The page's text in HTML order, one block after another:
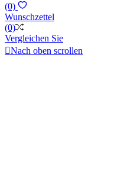
(0)
Wunschzettel
(0)
Vergleichen Sie
Nach oben scrollen